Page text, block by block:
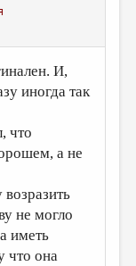
И,
иногда так
что
а не
не могло
иметь
что она